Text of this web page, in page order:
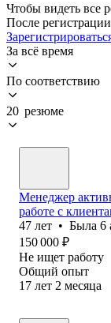
Чтобы видеть все
После
За всё время
По соответствию
20 резюме
Менеджер
работе с
47 лет • Была 6
150 000 ₽
Не ищет работу
Общий опыт
17 лет 2 месяца